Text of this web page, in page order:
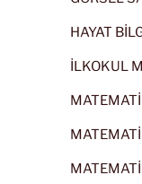
HAYAT
İLKOKUL